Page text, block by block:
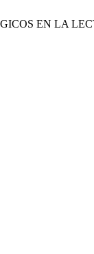
EN LA